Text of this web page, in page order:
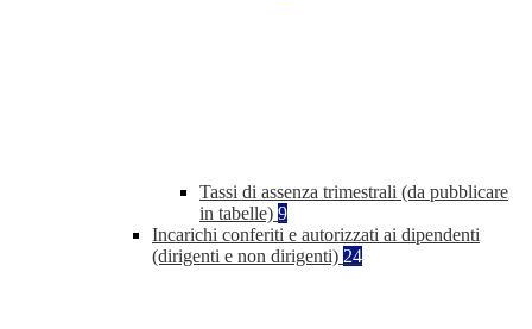
Tassi di assenza trimestrali (da pubblicare
in tabelle) 9
Incarichi conferiti e autorizzati ai dipendenti
(dirigenti e non dirigenti) 24